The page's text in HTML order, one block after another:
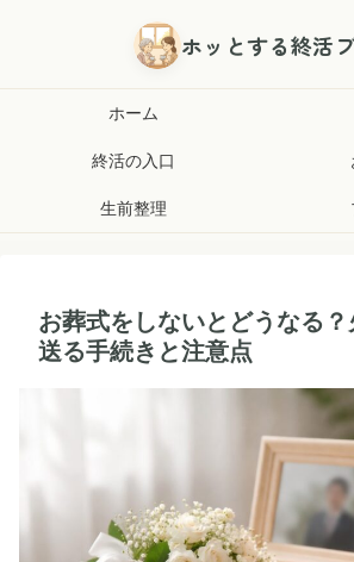
ホッとする終活
ホーム
終活の入口
生前整理
お葬式をしないとどうなる
送る手続きと注意点